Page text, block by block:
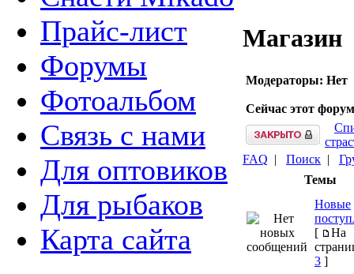
Прайс-лист
Форумы
Фотоальбом
Связь с нами
Для оптовиков
Для рыбаков
Карта сайта
Магазин
Модераторы: Нет
Сейчас этот
FAQ | Поиск |
Темы
Новые
[
На
3 ]